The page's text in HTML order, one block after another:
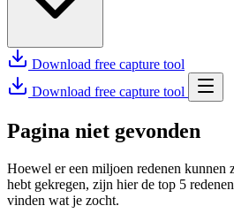
Download free capture tool
Download free capture tool
Pagina niet gevonden
Hoewel er een miljoen redenen kunnen
hebt gekregen, zijn hier de top 5
vinden wat je zocht.